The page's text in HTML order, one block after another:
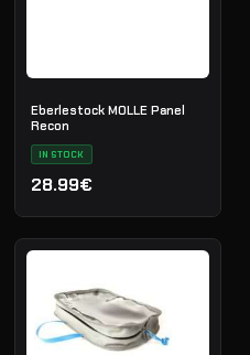
Eberlestock MOLLE Panel
Recon
IN STOCK
28.99€